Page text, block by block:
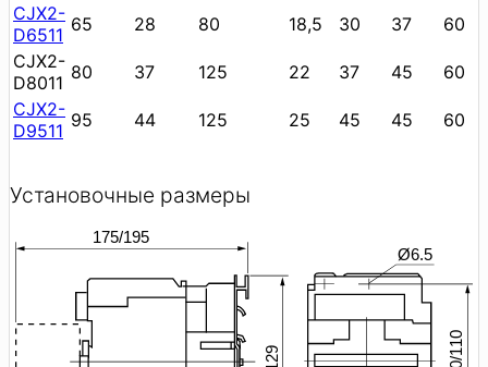
CJX2-
D6511 65 28 80 18,5 30 37
60
CJX2-
D8011 80 37 125 22 37 45
60
CJX2-
D9511 95 44 125 25 45 45 60
Установочные размеры